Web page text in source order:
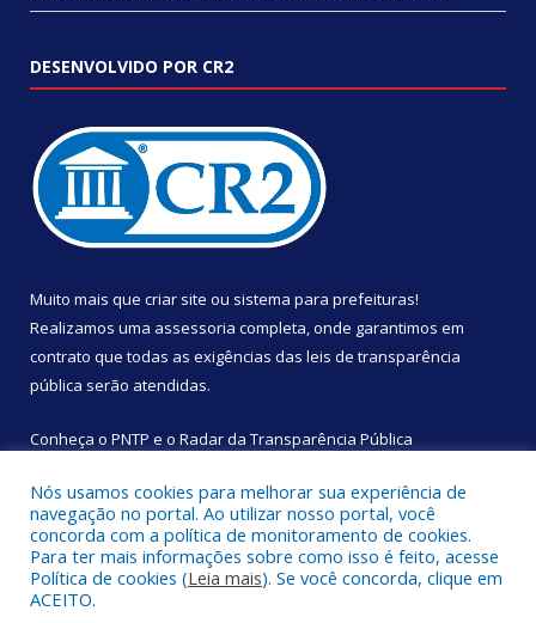
DESENVOLVIDO POR CR2
Muito mais que criar site ou sistema para prefeituras!
Realizamos uma assessoria completa, onde garantimos em
contrato que todas as exigências das leis de transparência
pública serão atendidas.
Conheça o PNTP e o Radar da Transparência Pública
Todos os direitos reservados a Câmara Municipal de São
Sebastião da Boa Vista.
Nós usamos cookies para melhorar sua experiência de
navegação no portal. Ao utilizar nosso portal, você
concorda com a política de monitoramento de cookies.
Para ter mais informações sobre como isso é feito, acesse
Política de cookies (Leia mais). Se você concorda, clique em
ACEITO.